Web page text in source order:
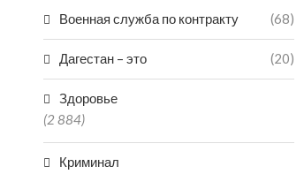
Военная служба по контракту (68)
Дагестан – это (20)
Здоровье
(2 884)
Криминал